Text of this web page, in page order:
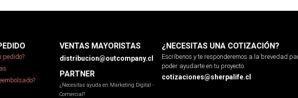
pedido?
VENTAS MAYORISTAS
distribucion@outcompany.cl
PARTNER
¿Necesitas ayuda en Marketing Digital -
Comercial?
¿NECESITAS UNA COTIZACIÓN?
Escríbenos y te responderemos a la brevedad
poder ayudarte en tu proyecto.
cotizaciones@sherpalife.cl